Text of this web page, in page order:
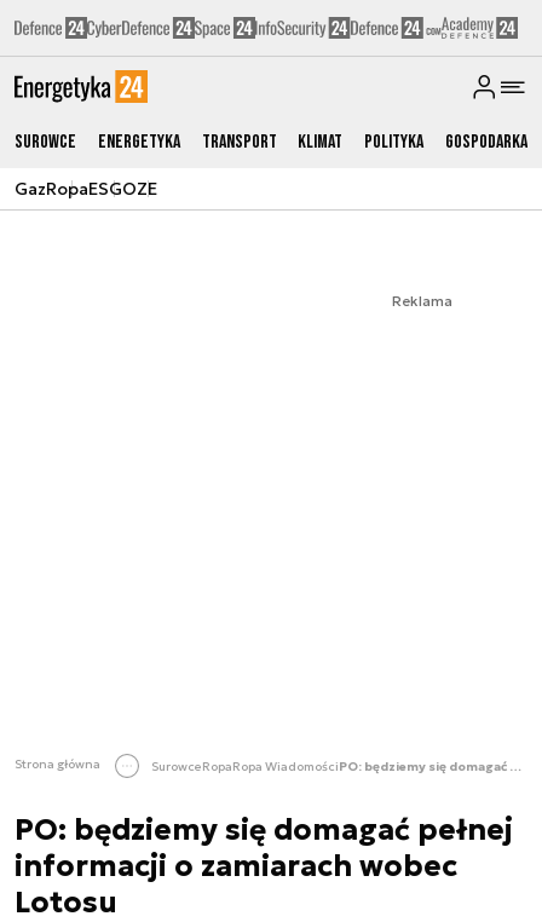
Surowce Energetyka Transport Klimat Polityka Gospodarka
GazRopaESGOZE
Reklama
Strona główna SurowceRopaRopa Wiadomości PO: będziemy się domagać pełnej informacji o zamiarach wobec Lotosu
PO: będziemy się domagać pełnej
informacji o zamiarach wobec
Lotosu